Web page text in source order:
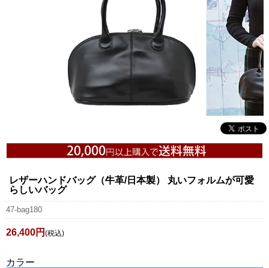
レザーハンドバッグ（牛革/日本製） 丸いフォルムが可愛
らしいバッグ
47-bag180
26,400円 (税込)
カラー